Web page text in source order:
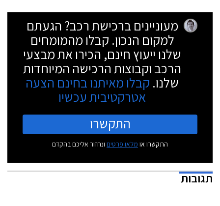
מעוניינים ברכישת רכב? הגעתם
למקום הנכון. קבלו מהמומחים
שלנו ייעוץ חינם, הכירו את מבצעי
הרכב וקבוצות הרכישה המיוחדות
שלנו. קבלו מאיתנו בחינם הצעה
אטרקטיבית עכשיו
התקשרו
התקשרו או מלאו פרטים ונחזור אליכם בהקדם
תגובות